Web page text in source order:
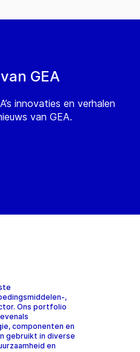
GEA
innovaties en verhalen
van GEA.
,
Ons portfolio
componenten en
gebruikt in diverse
en